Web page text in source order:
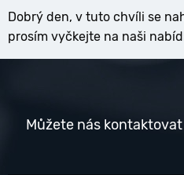
Dobrý den, v tuto chvíli se
prosím vyčkejte na naši
Můžete nás